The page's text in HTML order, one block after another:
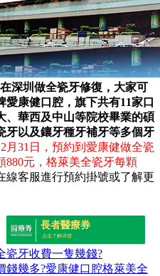
在深圳做全瓷牙修復，大家可
愛康健口腔，旗下共有11家口
、華西及中山等院校畢業的碩
牙以及鑲牙種牙補牙等多個牙
月31日，預約到愛康健做全瓷
880元，格萊美全瓷牙每顆
線客服進行預約掛號或了解更
長者醫療券
点击了解详情
瓷牙收費一隻幾錢?
錢幾多?愛康健口腔格萊美全